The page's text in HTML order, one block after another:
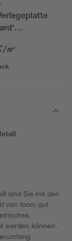
1690 x
mm
/ m²
sind Sie mit den
von toom gut
werden können.